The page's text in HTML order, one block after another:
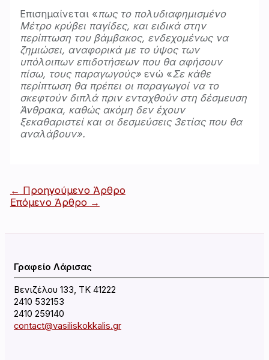
Επισημαίνεται «πως το πολυδιαφημισμένο
Μέτρο κρύβει παγίδες, και ειδικά στην
περίπτωση του βάμβακος, ενδεχομένως να
ζημιώσει, αναφορικά με το ύψος των
υπόλοιπων επιδοτήσεων που θα αφήσουν
πίσω, τους παραγωγούς» ενώ «Σε κάθε
περίπτωση θα πρέπει οι παραγωγοί να το
σκεφτούν διπλά πριν ενταχθούν στη δέσμευση
Άνθρακα, καθώς ακόμη δεν έχουν
ξεκαθαριστεί και οι δεσμεύσεις 3ετίας που θα
αναλάβουν».
Πλοήγηση
άρθρων
← Προηγούμενο Άρθρο
Επόμενο Άρθρο →
Γραφείο Λάρισας
Βενιζέλου 133, ΤΚ 41222
2410 532153
2410 259140
contact@vasiliskokkalis.gr